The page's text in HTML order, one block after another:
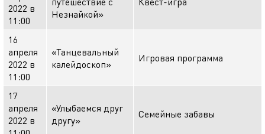
2022 в
11:00
Незнайкой»
16
апреля
2022 в
11:00
«Танцевальный
калейдоскоп»
Игровая программа
17
апреля
2022 в
«Улыбаемся друг
другу»
Семейные забавы